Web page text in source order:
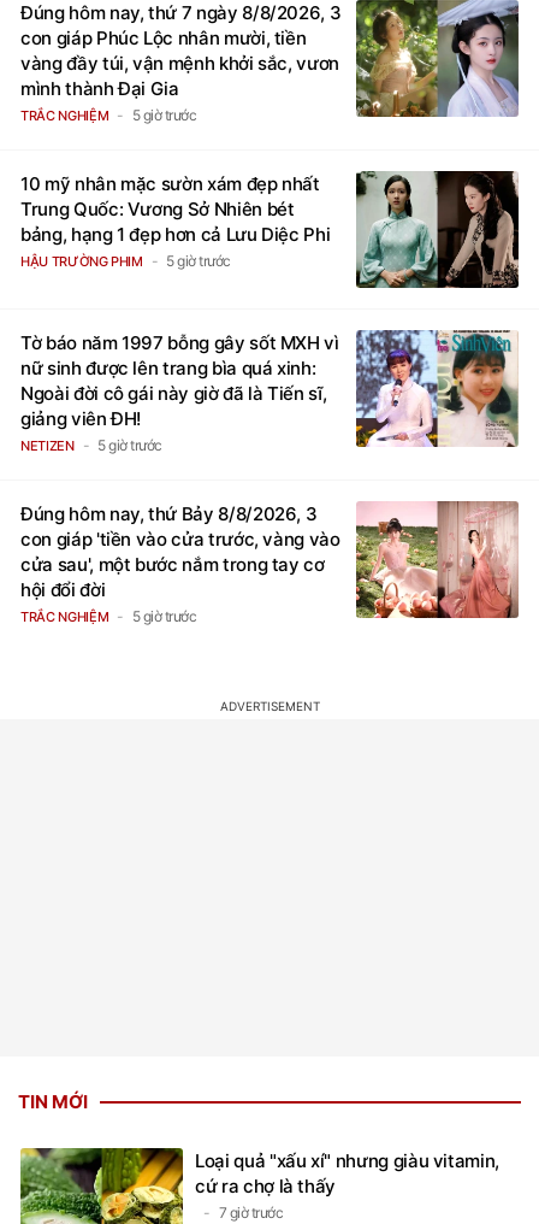
Đúng hôm nay, thứ 7 ngày 8/8/2026, 3
con giáp Phúc Lộc nhân mười, tiền
vàng đầy túi, vận mệnh khởi sắc, vươn
mình thành Đại Gia
TRẮC NGHIỆM 5 giờ trước
10 mỹ nhân mặc sườn xám đẹp nhất
Trung Quốc: Vương Sở Nhiên bét
bảng, hạng 1 đẹp hơn cả Lưu Diệc Phi
HẬU TRƯỜNG PHIM 5 giờ trước
Tờ báo năm 1997 bỗng gây sốt MXH vì
nữ sinh được lên trang bìa quá xinh:
Ngoài đời cô gái này giờ đã là Tiến sĩ,
giảng viên ĐH!
NETIZEN 5 giờ trước
Đúng hôm nay, thứ Bảy 8/8/2026, 3
con giáp 'tiền vào cửa trước, vàng vào
cửa sau', một bước nắm trong tay cơ
hội đổi đời
TRẮC NGHIỆM 5 giờ trước
TIN MỚI
Loại quả "xấu xí" nhưng giàu vitamin,
cứ ra chợ là thấy
7 giờ trước